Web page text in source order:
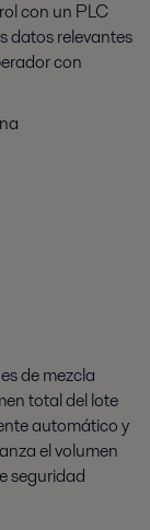
con un PLC
datos relevantes
con
de mezcla
total del lote
automático y
el volumen
seguridad